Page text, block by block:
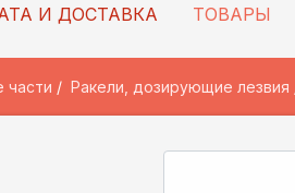
И ДОСТАВКА ТОВАРЫ
части Ракели, дозирующие лезвия